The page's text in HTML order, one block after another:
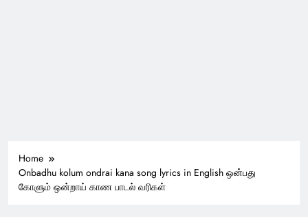
Home
Onbadhu kolum ondrai kana song lyrics in English ஒன்பது
கோளும் ஒன்றாய் காண பாடல் வரிகள்